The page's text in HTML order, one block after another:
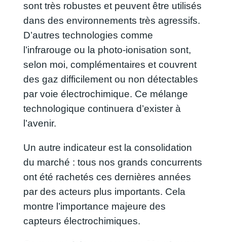
sont très robustes et peuvent être utilisés
dans des environnements très agressifs.
D’autres technologies comme
l’infrarouge ou la photo-ionisation sont,
selon moi, complémentaires et couvrent
des gaz difficilement ou non détectables
par voie électrochimique. Ce mélange
technologique continuera d’exister à
l’avenir.
Un autre indicateur est la consolidation
du marché : tous nos grands concurrents
ont été rachetés ces dernières années
par des acteurs plus importants. Cela
montre l’importance majeure des
capteurs électrochimiques.